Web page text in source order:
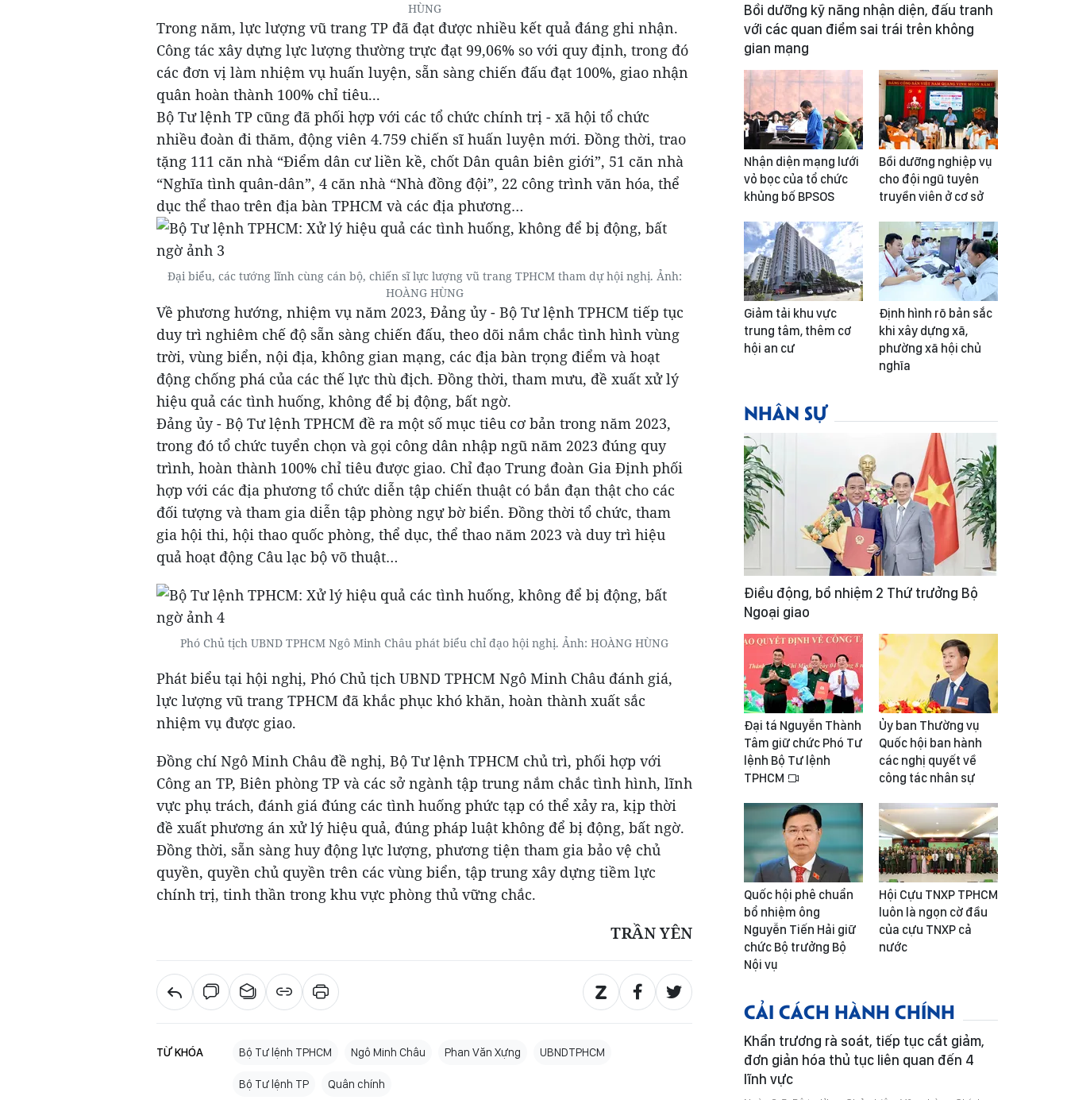
HÙNG
Trong năm, lực lượng vũ trang TP đã đạt được nhiều kết quả đáng ghi nhận.
Công tác xây dựng lực lượng thường trực đạt 99,06% so với quy định, trong đó
các đơn vị làm nhiệm vụ huấn luyện, sẵn sàng chiến đấu đạt 100%, giao nhận
quân hoàn thành 100% chỉ tiêu...
Bộ Tư lệnh TP cũng đã phối hợp với các tổ chức chính trị - xã hội tổ chức
nhiều đoàn đi thăm, động viên 4.759 chiến sĩ huấn luyện mới. Đồng thời, trao
tặng 111 căn nhà “Điểm dân cư liền kề, chốt Dân quân biên giới”, 51 căn nhà
“Nghĩa tình quân-dân”, 4 căn nhà “Nhà đồng đội”, 22 công trình văn hóa, thể
dục thể thao trên địa bàn TPHCM và các địa phương…
Đại biểu, các tướng lĩnh cùng cán bộ, chiến sĩ lực lượng vũ trang TPHCM tham dự hội nghị. Ảnh:
HOÀNG HÙNG
Về phương hướng, nhiệm vụ năm 2023, Đảng ủy - Bộ Tư lệnh TPHCM tiếp tục
duy trì nghiêm chế độ sẵn sàng chiến đấu, theo dõi nắm chắc tình hình vùng
trời, vùng biển, nội địa, không gian mạng, các địa bàn trọng điểm và hoạt
động chống phá của các thế lực thù địch. Đồng thời, tham mưu, đề xuất xử lý
hiệu quả các tình huống, không để bị động, bất ngờ.
Đảng ủy - Bộ Tư lệnh TPHCM đề ra một số mục tiêu cơ bản trong năm 2023,
trong đó tổ chức tuyển chọn và gọi công dân nhập ngũ năm 2023 đúng quy
trình, hoàn thành 100% chỉ tiêu được giao. Chỉ đạo Trung đoàn Gia Định phối
hợp với các địa phương tổ chức diễn tập chiến thuật có bắn đạn thật cho các
đối tượng và tham gia diễn tập phòng ngự bờ biển. Đồng thời tổ chức, tham
gia hội thi, hội thao quốc phòng, thể dục, thể thao năm 2023 và duy trì hiệu
quả hoạt động Câu lạc bộ võ thuật…
Phó Chủ tịch UBND TPHCM Ngô Minh Châu phát biểu chỉ đạo hội nghị. Ảnh: HOÀNG HÙNG
Phát biểu tại hội nghị, Phó Chủ tịch UBND TPHCM Ngô Minh Châu đánh giá,
lực lượng vũ trang TPHCM đã khắc phục khó khăn, hoàn thành xuất sắc
nhiệm vụ được giao.
Đồng chí Ngô Minh Châu đề nghị, Bộ Tư lệnh TPHCM chủ trì, phối hợp với
Công an TP, Biên phòng TP và các sở ngành tập trung nắm chắc tình hình, lĩnh
vực phụ trách, đánh giá đúng các tình huống phức tạp có thể xảy ra, kịp thời
đề xuất phương án xử lý hiệu quả, đúng pháp luật không để bị động, bất ngờ.
Đồng thời, sẵn sàng huy động lực lượng, phương tiện tham gia bảo vệ chủ
quyền, quyền chủ quyền trên các vùng biển, tập trung xây dựng tiềm lực
chính trị, tinh thần trong khu vực phòng thủ vững chắc.
TRẦN YÊN
TỪ KHÓA Bộ Tư lệnh TPHCM Ngô Minh Châu Phan Văn Xựng UBNDTPHCM
Bộ Tư lệnh TP Quân chính
Bồi dưỡng kỹ năng nhận diện, đấu tranh
với các quan điểm sai trái trên không
gian mạng
Nhận diện mạng lưới
vỏ bọc của tổ chức
khủng bố BPSOS
Bồi dưỡng nghiệp vụ
cho đội ngũ tuyên
truyền viên ở cơ sở
Giảm tải khu vực
trung tâm, thêm cơ
hội an cư
Định hình rõ bản sắc
khi xây dựng xã,
phường xã hội chủ
nghĩa
NHÂN SỰ
Điều động, bổ nhiệm 2 Thứ trưởng Bộ
Ngoại giao
Đại tá Nguyễn Thành
Tâm giữ chức Phó Tư
lệnh Bộ Tư lệnh
TPHCM
Ủy ban Thường vụ
Quốc hội ban hành
các nghị quyết về
công tác nhân sự
Quốc hội phê chuẩn
bổ nhiệm ông
Nguyễn Tiến Hải giữ
chức Bộ trưởng Bộ
Nội vụ
Hội Cựu TNXP TPHCM
luôn là ngọn cờ đầu
của cựu TNXP cả
nước
CẢI CÁCH HÀNH CHÍNH
Khẩn trương rà soát, tiếp tục cắt giảm,
đơn giản hóa thủ tục liên quan đến 4
lĩnh vực